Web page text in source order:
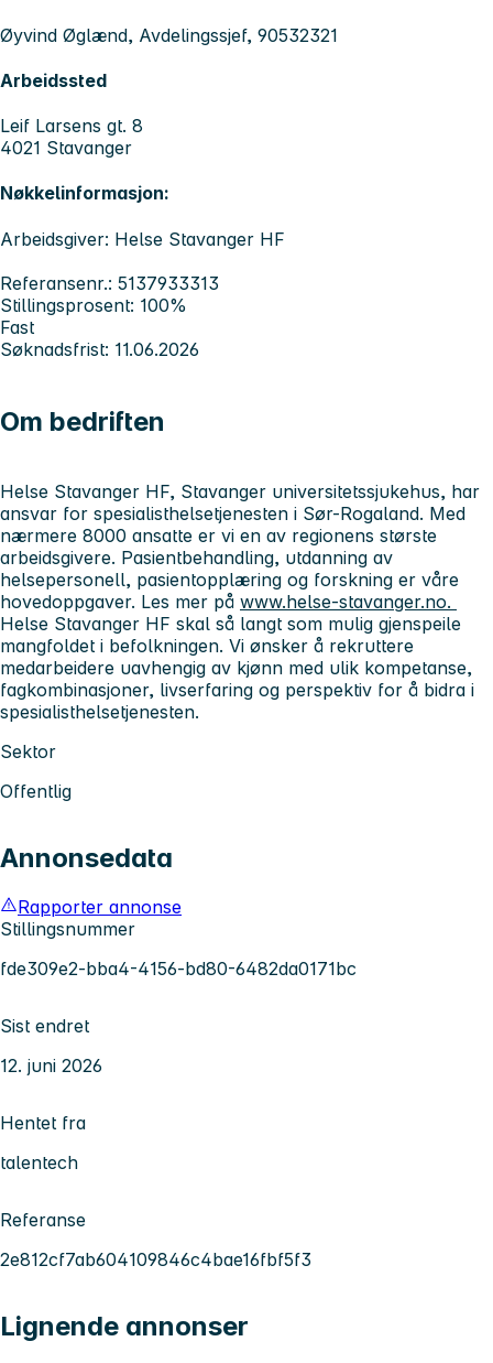
Øyvind Øglænd, Avdelingssjef, 90532321
Arbeidssted
Leif Larsens gt. 8
4021 Stavanger
Nøkkelinformasjon:
Arbeidsgiver: Helse Stavanger HF
Referansenr.: 5137933313
Stillingsprosent: 100%
Fast
Søknadsfrist: 11.06.2026
Om bedriften
Helse Stavanger HF, Stavanger universitetssjukehus, har
ansvar for spesialisthelsetjenesten i Sør-Rogaland. Med
nærmere 8000 ansatte er vi en av regionens største
arbeidsgivere. Pasientbehandling, utdanning av
helsepersonell, pasientopplæring og forskning er våre
hovedoppgaver. Les mer på www.helse-stavanger.no.
Helse Stavanger HF skal så langt som mulig gjenspeile
mangfoldet i befolkningen. Vi ønsker å rekruttere
medarbeidere uavhengig av kjønn med ulik kompetanse,
fagkombinasjoner, livserfaring og perspektiv for å bidra i
spesialisthelsetjenesten.
Sektor
Offentlig
Annonsedata
Rapporter annonse
Stillingsnummer
fde309e2-bba4-4156-bd80-6482da0171bc
Sist endret
12. juni 2026
Hentet fra
talentech
Referanse
2e812cf7ab604109846c4bae16fbf5f3
Lignende annonser